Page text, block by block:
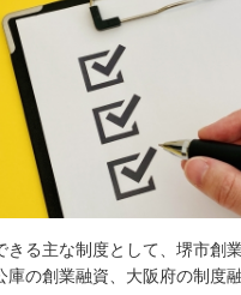
きる主な制度として、堺市創
庫の創業融資、大阪府の制度